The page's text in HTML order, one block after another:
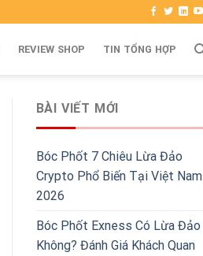
REVIEW SHOP TIN TỔNG HỢP
BÀI VIẾT MỚI
Bóc Phốt 7 Chiêu Lừa Đảo
Crypto Phổ Biến Tại Việt Nam
2026
Bóc Phốt Exness Có Lừa Đảo
Không? Đánh Giá Khách Quan